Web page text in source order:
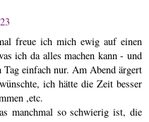
freue ich mich ewig auf einen
ich da alles machen kann - und
einfach nur. Am Abend ärgert
ich hätte die Zeit besser
,etc.
manchmal so schwierig ist, die